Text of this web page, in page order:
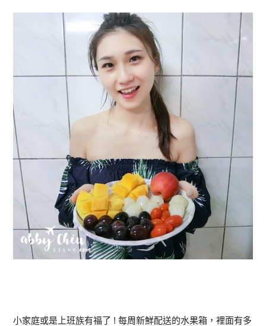
小家庭或是上班族有福了 ! 每周新鮮配送的水果箱，裡面有多